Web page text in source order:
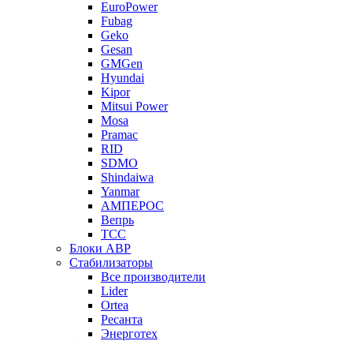
EuroPower
Fubag
Geko
Gesan
GMGen
Hyundai
Kipor
Mitsui Power
Mosa
Pramac
RID
SDMO
Shindaiwa
Yanmar
АМПЕРОС
Вепрь
ТСС
Блоки АВР
Стабилизаторы
Все производители
Lider
Ortea
Ресанта
Энерготех